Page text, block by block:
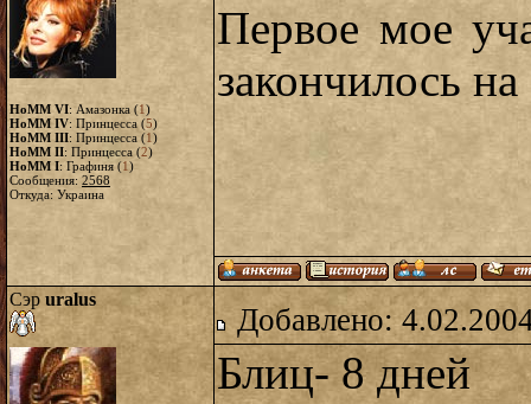
HoMM VI: Амазонка (1)
HoMM IV: Принцесса (5)
HoMM III: Принцесса (1)
HoMM II: Принцесса (2)
HoMM I: Графиня (1)
Сообщения: 2568
Откуда: Украина
Первое мое
закончилось
Сэр uralus
Добавлено:
Блиц- 8 дней